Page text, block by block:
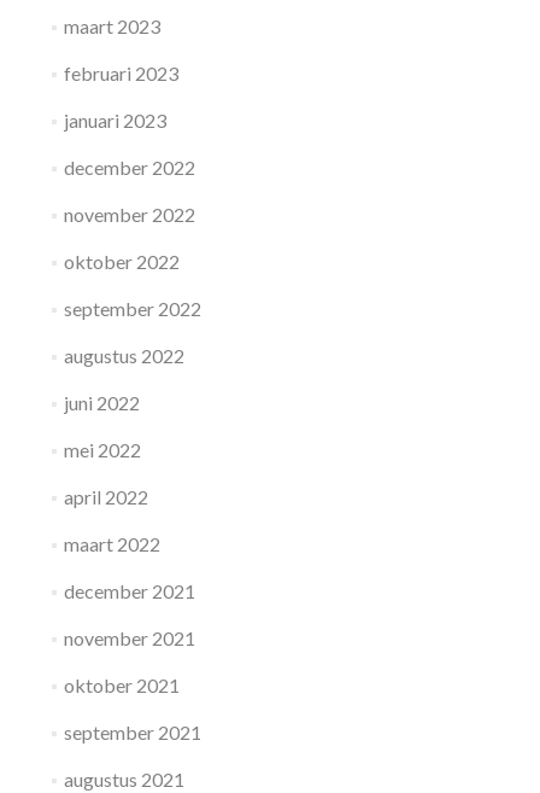
maart 2023
februari 2023
januari 2023
december 2022
november 2022
oktober 2022
september 2022
augustus 2022
juni 2022
mei 2022
april 2022
maart 2022
december 2021
november 2021
oktober 2021
september 2021
augustus 2021